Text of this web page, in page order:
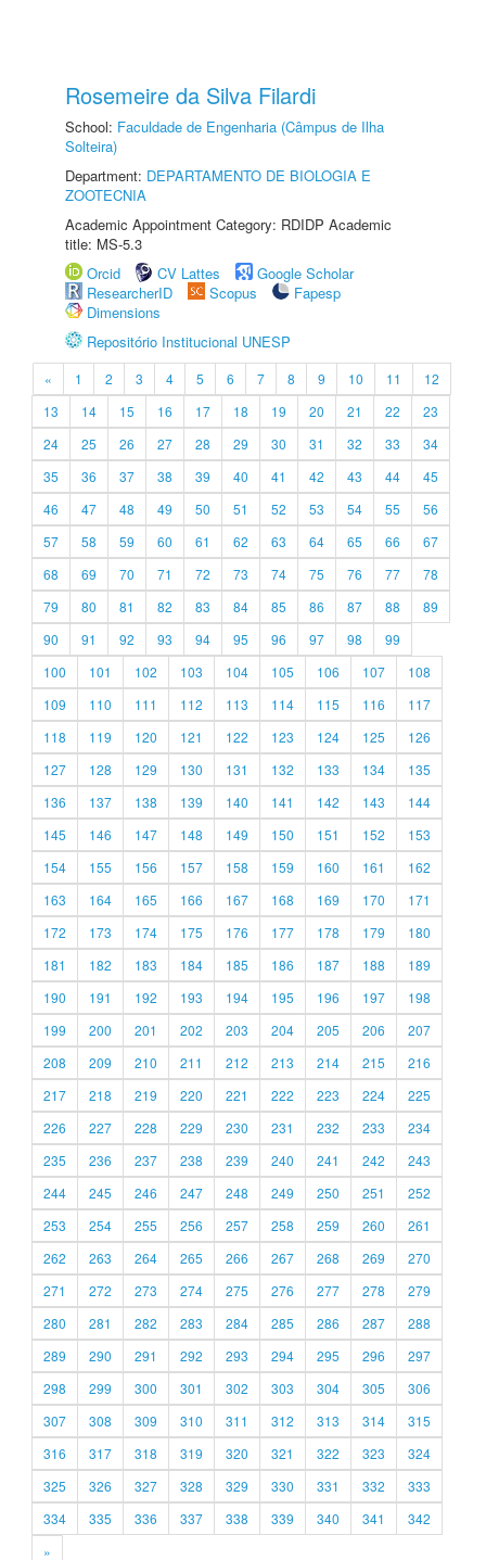
Rosemeire da Silva Filardi
School: Faculdade de Engenharia (Câmpus de Ilha
Solteira)
Department: DEPARTAMENTO DE BIOLOGIA E
ZOOTECNIA
Academic Appointment Category: RDIDP Academic
title: MS-5.3
Orcid
CV Lattes
Google Scholar
ResearcherID
Scopus
Fapesp
Dimensions
Repositório Institucional UNESP
« 1 2 3 4 5 6 7 8 9 10 11
12
13
14 15 16 17 18 19 20 21 22
23
24
25 26 27 28 29 30 31 32 33
34
35
36 37 38 39 40 41 42 43 44
45
46
47 48 49 50 51 52 53 54 55
56
57
58 59 60 61 62 63 64 65 66
67
68
69 70 71 72 73 74 75 76 77
78
79
80 81 82 83 84 85 86 87 88
89
90
91 92 93 94 95 96 97 98
99
100
101 102 103 104 105 106 107
108
109
110 111 112 113 114 115 116
117
118
119 120 121 122 123 124 125
126
127
128 129 130 131 132 133 134
135
136
137 138 139 140 141 142 143
144
145
146 147 148 149 150 151 152
153
154
155 156 157 158 159 160 161
162
163
164 165 166 167 168 169 170
171
172
173 174 175 176 177 178 179
180
181
182 183 184 185 186 187 188
189
190
191 192 193 194 195 196 197
198
199
200 201 202 203 204 205 206
207
208
209 210 211 212 213 214 215
216
217
218 219 220 221 222 223 224
225
226
227 228 229 230 231 232 233
234
235
236 237 238 239 240 241 242
243
244
245 246 247 248 249 250 251
252
253
254 255 256 257 258 259 260
261
262
263 264 265 266 267 268 269
270
271
272 273 274 275 276 277 278
279
280
281 282 283 284 285 286 287
288
289
290 291 292 293 294 295 296
297
298
299 300 301 302 303 304 305
306
307
308 309 310 311 312 313 314
315
316
317 318 319 320 321 322 323
324
325
326 327 328 329 330 331 332
333
334
335 336 337 338 339 340 341
342
»